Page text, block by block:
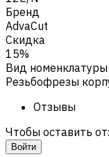
Бренд
AdvaCut
Скидка
15%
Вид номенклатуры
Резьбофрезы
Отзывы
Чтобы оставить
Войти